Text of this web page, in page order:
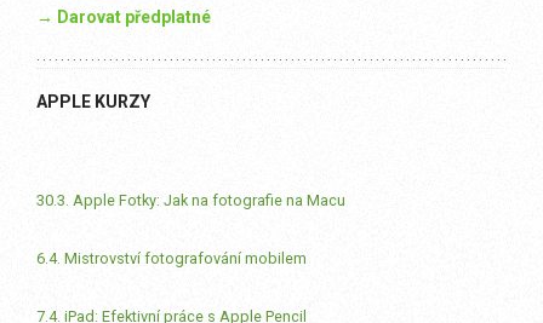
→ Darovat předplatné
APPLE KURZY
30.3. Apple Fotky: Jak na fotografie na Macu
6.4. Mistrovství fotografování mobilem
7.4. iPad: Efektivní práce s Apple Pencil